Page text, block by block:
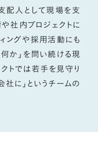
配人として現場を支
社内プロジェクトに
ングや採用活動にも
何か」を問い続ける現
トでは若手を見守り
社に」というチームの